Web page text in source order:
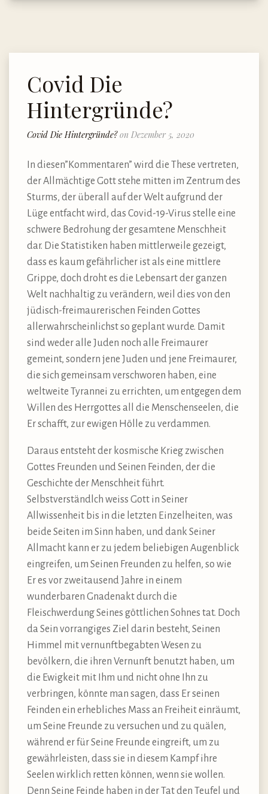
Covid Die
Hintergründe?
Covid Die Hintergründe?on Dezember 5, 2020
In diesen”Kommentaren” wird die These vertreten,
der Allmächtige Gott stehe mitten im Zentrum des
Sturms, der überall auf der Welt aufgrund der
Lüge entfacht wird, das Covid-19-Virus stelle eine
schwere Bedrohung der gesamtene Menschheit
dar. Die Statistiken haben mittlerweile gezeigt,
dass es kaum gefährlicher ist als eine mittlere
Grippe, doch droht es die Lebensart der ganzen
Welt nachhaltig zu verändern, weil dies von den
jüdisch-freimaurerischen Feinden Gottes
allerwahrscheinlichst so geplant wurde. Damit
sind weder alle Juden noch alle Freimaurer
gemeint, sondern jene Juden und jene Freimaurer,
die sich gemeinsam verschworen haben, eine
weltweite Tyrannei zu errichten, um entgegen dem
Willen des Herrgottes all die Menschenseelen, die
Er schafft, zur ewigen Hölle zu verdammen.
Daraus entsteht der kosmische Krieg zwischen
Gottes Freunden und Seinen Feinden, der die
Geschichte der Menschheit führt.
Selbstverständlch weiss Gott in Seiner
Allwissenheit bis in die letzten Einzelheiten, was
beide Seiten im Sinn haben, und dank Seiner
Allmacht kann er zu jedem beliebigen Augenblick
eingreifen, um Seinen Freunden zu helfen, so wie
Er es vor zweitausend Jahre in einem
wunderbaren Gnadenakt durch die
Fleischwerdung Seines göttlichen Sohnes tat. Doch
da Sein vorrangiges Ziel darin besteht, Seinen
Himmel mit vernunftbegabten Wesen zu
bevölkern, die ihren Vernunft benutzt haben, um
die Ewigkeit mit Ihm und nicht ohne Ihn zu
verbringen, könnte man sagen, dass Er seinen
Feinden ein erhebliches Mass an Freiheit einräumt,
um Seine Freunde zu versuchen und zu quälen,
während er für Seine Freunde eingreift, um zu
gewährleisten, dass sie in diesem Kampf ihre
Seelen wirklich retten können, wenn sie wollen.
Denn Seine Feinde haben in der Tat den Teufel und